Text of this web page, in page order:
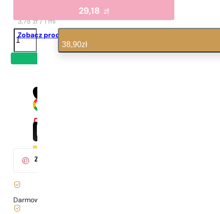
3,78 zł / 1 ml
Zobacz produkt
29,18 zł
ilość
N°
152
38,90zł
Za zakup tego produktu
Darmowa dostawa już